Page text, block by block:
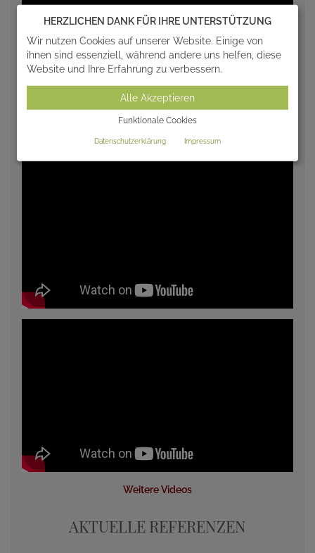
Weitere Videos
AKTUELLE REFERENZEN
HERZLICHEN DANK FÜR IHRE UNTERSTÜTZUNG
Wir nutzen Cookies auf unserer Website. Einige von
ihnen sind essenziell, während andere uns helfen, diese
Website und Ihre Erfahrung zu verbessern.
Alle Akzeptieren
Funktionale Cookies
Datenschutzerklärung Impressum